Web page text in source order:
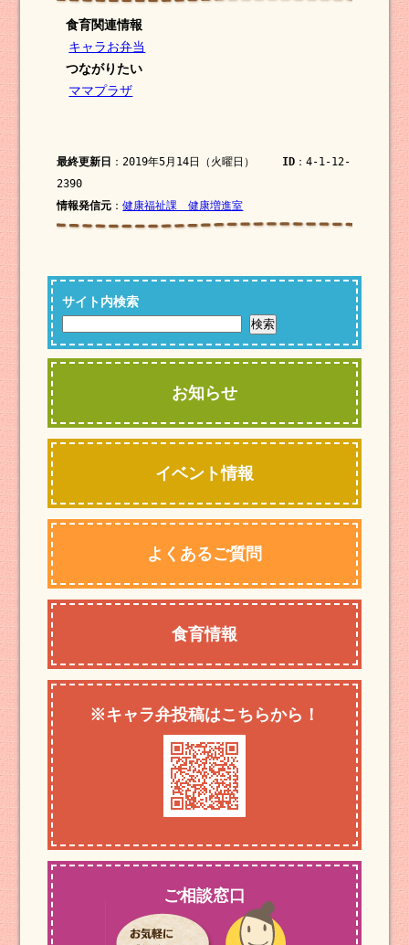
食育関連情報
キャラお弁当
つながりたい
ママプラザ
最終更新日 ：2019年5月14日（火曜日） ID ：4-1-12-
2390
情報発信元 ：健康福祉課 健康増進室
サイト内検索
お知らせ
イベント情報
よくあるご質問
食育情報
※キャラ弁投稿はこちらから！
ご相談窓口